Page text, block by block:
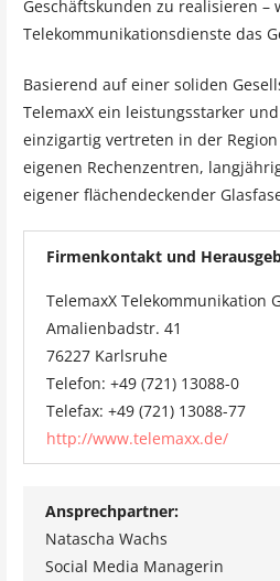
Geschäftskunden zu realisieren –
Telekommunikationsdienste das
Basierend auf einer soliden
TelemaxX ein leistungsstarker
einzigartig vertreten in der
eigenen Rechenzentren,
eigener flächendeckender
Firmenkontakt und
TelemaxX Telekommunikation
Amalienbadstr. 41
76227 Karlsruhe
Telefon: +49 (721) 13088-0
Telefax: +49 (721) 13088-77
http://www.telemaxx.de/
Ansprechpartner:
Natascha Wachs
Social Media Managerin